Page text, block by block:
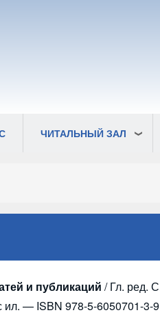
ЧИТАЛЬНЫЙ ЗАЛ
и публикаций / Гл. ред.
— ISBN 978-5-6050701-3-9